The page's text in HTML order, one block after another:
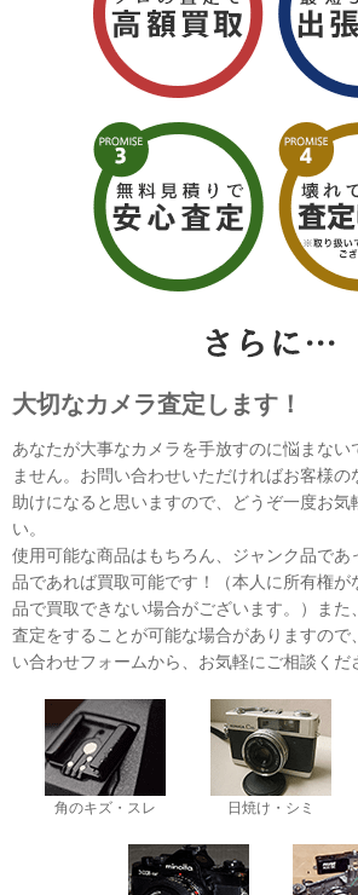
大切なカメラ査定します！
あなたが大事なカメラを手放すのに悩まない
ません。お問い合わせいただければお客様
助けになると思いますので、どうぞ一度お気
い。
使用可能な商品はもちろん、ジャンク品であ
品であれば買取可能です！（本人に所有権が
品で買取できない場合がございます。）また
査定をすることが可能な場合がありますので
い合わせフォームから、お気軽にご相談くだ
角のキズ・スレ 日焼け・シミ